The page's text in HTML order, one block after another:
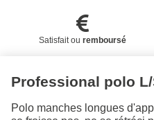
Satisfait ou remboursé
Professional polo
Polo manches longues